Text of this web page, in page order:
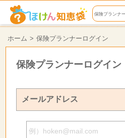
保険プランナ
ホーム 保険プランナーログイン
保険プランナーログイン
メールアドレス